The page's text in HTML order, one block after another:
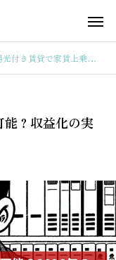
賃貸で家賃上乗せは可能？収益化の実践ガイド
？収益化の実